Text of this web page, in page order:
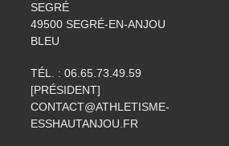
SEGRÉ
49500 SEGRÉ-EN-ANJOU
BLEU
TÉL. : 06.65.73.49.59
[PRÉSIDENT]
CONTACT@ATHLETISME-
ESSHAUTANJOU.FR